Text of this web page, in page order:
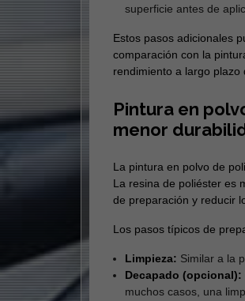
superficie antes de
Estos pasos adicionales
comparación con la
rendimiento a largo plazo
Pintura en
menor
La pintura en polvo de
La resina de poliéster es
de preparación y reducir
Los pasos típicos de
Limpieza: Similar a la
Decapado (opcional):
muchos casos, una